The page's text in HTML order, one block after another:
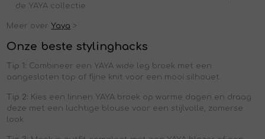
de YAYA collectie.
Meer overYaya >
Onze beste stylinghacks
Tip 1: Combineer een YAYA wide leg broek met een
aangesloten top of fijne knit voor een mooi silhouet.
Tip 2: Kies een linnen YAYA broek op warme dagen en draag
deze met een luchtige blouse voor een stijlvolle, zomerse
look.